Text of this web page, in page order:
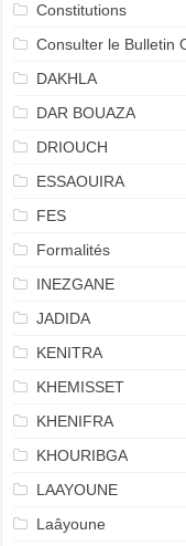
Constitutions
Consulter le Bulletin
DAKHLA
DAR BOUAZA
DRIOUCH
ESSAOUIRA
FES
Formalités
INEZGANE
JADIDA
KENITRA
KHEMISSET
KHENIFRA
KHOURIBGA
LAAYOUNE
Laâyoune